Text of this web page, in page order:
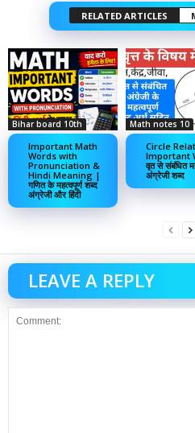
RELATED ARTICLES
Bihar board 10th
Important Math
Words with
Pronunciation &
Hindi Meaning |
गणित के महत्वपूर्ण शब्द
अंग्रेजी और हिंदी
Math notes 10
Circle
Important
वृत से संबंधित
अंग्रेजी शब्द
LEAVE A REPLY